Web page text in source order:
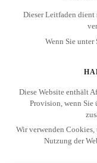
Dieser Leitfaden
Wenn Sie
Diese Website enthält
Provision, wenn Sie
Wir verwenden Cookies,
Nutzung der